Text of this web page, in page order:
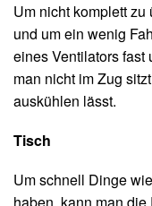
Um nicht komplett
und um ein wenig
eines Ventilators
man nicht im Zug
auskühlen lässt.
Tisch
Um schnell Dinge